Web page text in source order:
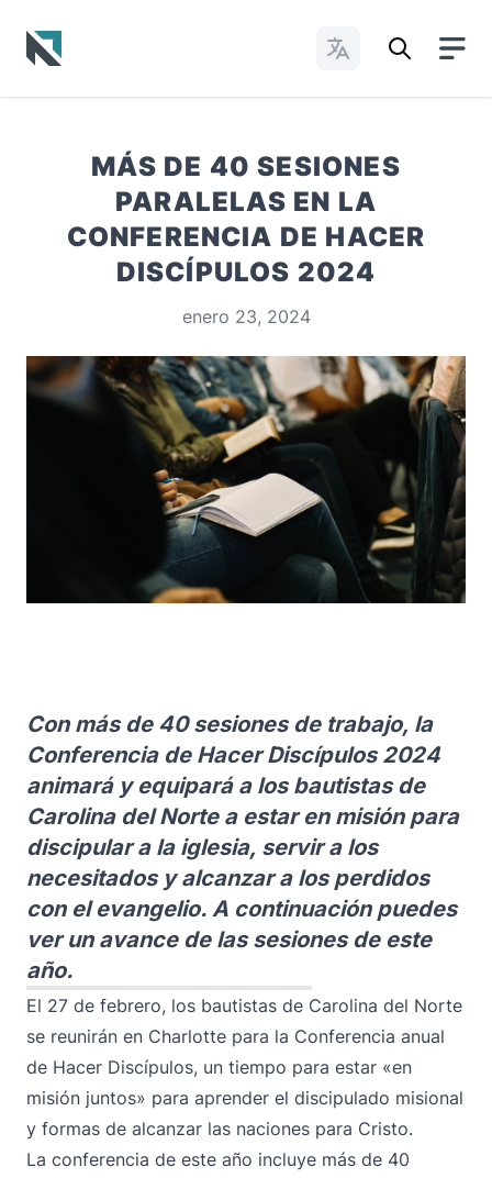
Cambiar idioma
MÁS DE 40 SESIONES
PARALELAS EN LA
CONFERENCIA DE HACER
DISCÍPULOS 2024
enero 23, 2024
Con más de 40 sesiones de trabajo, la
Conferencia de Hacer Discípulos 2024
animará y equipará a los bautistas de
Carolina del Norte a estar en misión para
discipular a la iglesia, servir a los
necesitados y alcanzar a los perdidos
con el evangelio. A continuación puedes
ver un avance de las sesiones de este
año.
El 27 de febrero, los bautistas de Carolina del Norte
se reunirán en Charlotte para la Conferencia anual
de Hacer Discípulos, un tiempo para estar «en
misión juntos» para aprender el discipulado misional
y formas de alcanzar las naciones para Cristo.
La conferencia de este año incluye más de 40